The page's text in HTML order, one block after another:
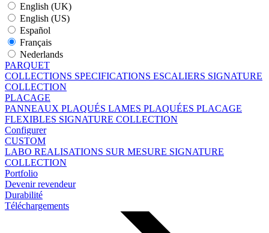
English (UK)
English (US)
Español
Français
Nederlands
PARQUET
COLLECTIONS SPECIFICATIONS ESCALIERS SIGNATURE
COLLECTION
PLACAGE
PANNEAUX PLAQUÉS LAMES PLAQUÉES PLACAGE
FLEXIBLES SIGNATURE COLLECTION
Configurer
CUSTOM
LABO REALISATIONS SUR MESURE SIGNATURE
COLLECTION
Portfolio
Devenir revendeur
Durabilité
Téléchargements